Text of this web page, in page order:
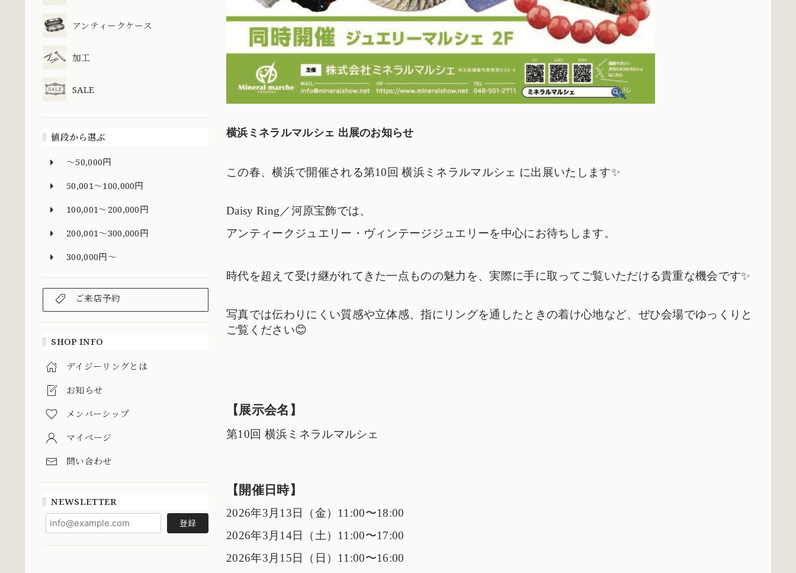
アンティークケース
加工
SALE
値段から選ぶ
～50,000円
50,001～100,000円
100,001～200,000円
200,001～300,000円
300,000円～
ご来店予約
SHOP INFO
デイジーリングとは
お知らせ
メンバーシップ
マイページ
問い合わせ
NEWSLETTER
登録
横浜ミネラルマルシェ 出展のお知らせ
この春、横浜で開催される第10回 横浜ミネラルマルシェ に出展いたします✨
Daisy Ring／河原宝飾では、
アンティークジュエリー・ヴィンテージジュエリーを中心にお待ちします。
時代を超えて受け継がれてきた一点ものの魅力を、実際に手に取ってご覧いただける貴重な機会です✨
写真では伝わりにくい質感や立体感、指にリングを通したときの着け心地など、 ぜひ会場でゆっくりと
ご覧ください😊
【展示会名】
第10回 横浜ミネラルマルシェ
【開催日時】
2026年3月13日（金）11:00〜18:00
2026年3月14日（土）11:00〜17:00
2026年3月15日（日）11:00〜16:00